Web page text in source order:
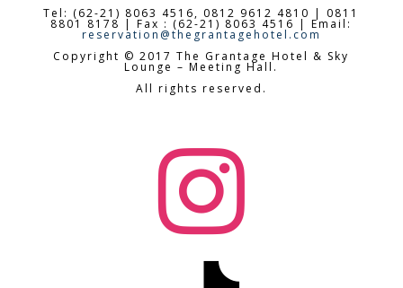
Tel: (62-21) 8063 4516, 0812 9612 4810 | 0811
8801 8178 | Fax : (62-21) 8063 4516 | Email:
reservation@thegrantagehotel.com
Copyright © 2017 The Grantage Hotel & Sky
Lounge – Meeting Hall.
All rights reserved.
